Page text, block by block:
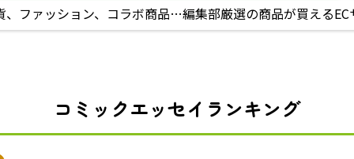
、ファッション、コラボ商品…編集部厳選の商品が買えるEC
コミックエッセイランキング